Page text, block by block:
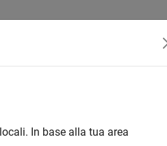
In base alla tua area